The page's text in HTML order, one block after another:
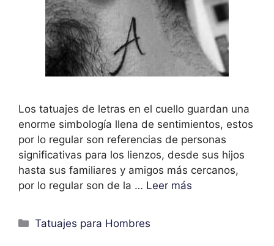
Los tatuajes de letras en el cuello guardan una
enorme simbología llena de sentimientos, estos
por lo regular son referencias de personas
significativas para los lienzos, desde sus hijos
hasta sus familiares y amigos más cercanos,
por lo regular son de la … Leer más
Categorías
Tatuajes para Hombres